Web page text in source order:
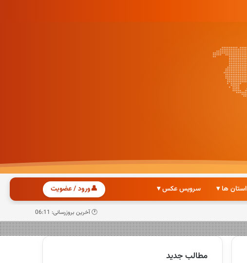
استان ها ▾ سرویس عکس ▾ 👤ورود / عضویت
🕐 آخرین بروزرسانی: 06:11
مطالب جدید